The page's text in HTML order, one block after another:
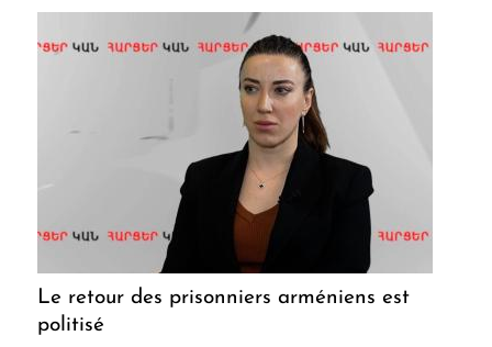
Le retour des prisonniers arméniens est
politisé